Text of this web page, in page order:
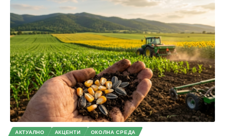
АКТУАЛНО АКЦЕНТИ ОКОЛНА СРЕДА